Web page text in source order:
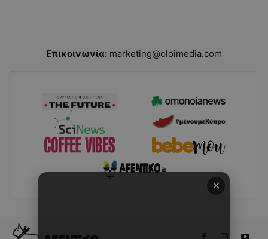
Επικοινωνία: marketing@oloimedia.com
✕